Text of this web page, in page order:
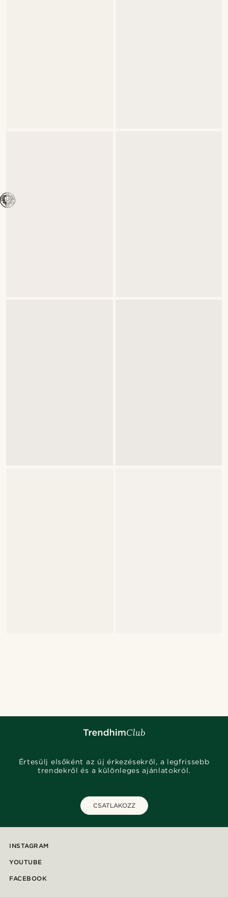
Értesülj elsőként az új érkezésekről, a legfrissebb
trendekről és a különleges ajánlatokról.
CSATLAKOZZ
INSTAGRAM
YOUTUBE
FACEBOOK